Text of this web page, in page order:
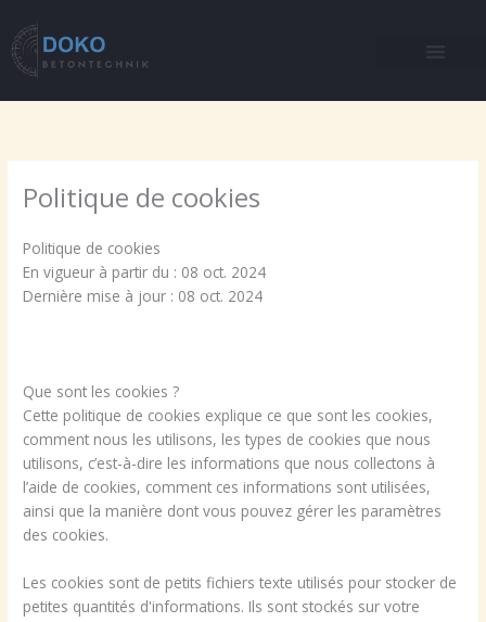
au
contenu
Politique de cookies
Politique de cookies
En vigueur à partir du : 08 oct. 2024
Dernière mise à jour : 08 oct. 2024
Que sont les cookies ?
Cette politique de cookies explique ce que sont les cookies,
comment nous les utilisons, les types de cookies que nous
utilisons, c’est-à-dire les informations que nous collectons à
l’aide de cookies, comment ces informations sont utilisées,
ainsi que la manière dont vous pouvez gérer les paramètres
des cookies.
Les cookies sont de petits fichiers texte utilisés pour stocker de
petites quantités d'informations. Ils sont stockés sur votre